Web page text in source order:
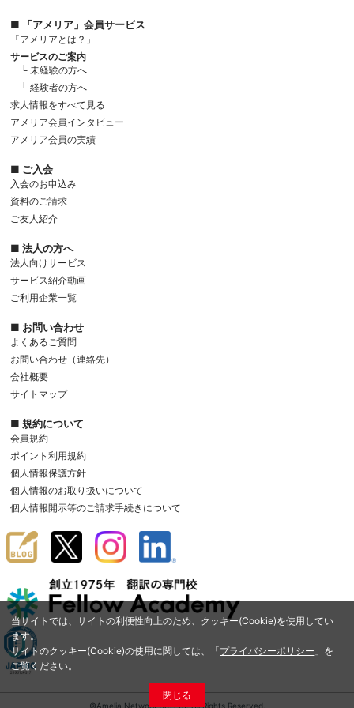
当サイトでは、サイトの利便性向上のため、クッキー(Cookie)を使用してい
ます。
サイトのクッキー(Cookie)の使用に関しては、「プライバシーポリシー 」を
ご覧ください。
閉じる
■ 「アメリア」会員サービス
「アメリアとは？」
サービスのご案内
└ 未経験の方へ
└ 経験者の方へ
求人情報をすべて見る
アメリア会員インタビュー
アメリア会員の実績
■ ご入会
入会のお申込み
資料のご請求
ご友人紹介
■ 法人の方へ
法人向けサービス
サービス紹介動画
ご利用企業一覧
■ お問い合わせ
よくあるご質問
お問い合わせ（連絡先）
会社概要
サイトマップ
■ 規約について
会員規約
ポイント利用規約
個人情報保護方針
個人情報のお取り扱いについて
個人情報開示等のご請求手続きについて
©Amelia Network Co.,Ltd. All Rights Reserved.